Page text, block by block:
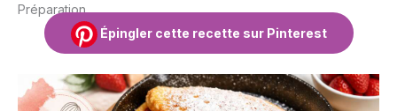
Préparation
Épingler cette recette sur Pinterest